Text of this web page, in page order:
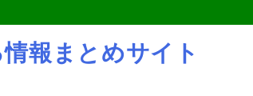
報まとめサイト